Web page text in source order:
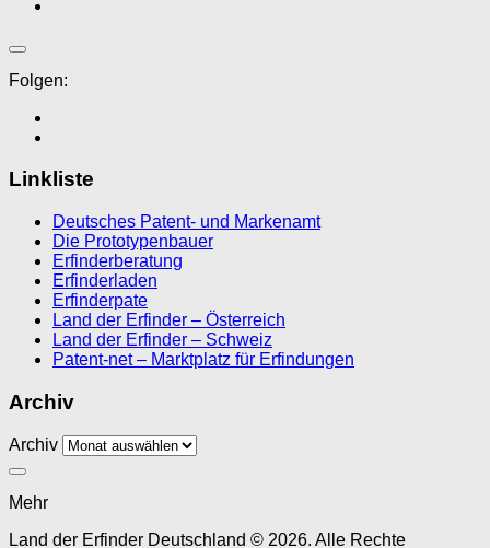
Folgen:
Linkliste
Deutsches Patent- und Markenamt
Die Prototypenbauer
Erfinderberatung
Erfinderladen
Erfinderpate
Land der Erfinder – Österreich
Land der Erfinder – Schweiz
Patent-net – Marktplatz für Erfindungen
Archiv
Archiv
Mehr
Land der Erfinder Deutschland © 2026. Alle Rechte